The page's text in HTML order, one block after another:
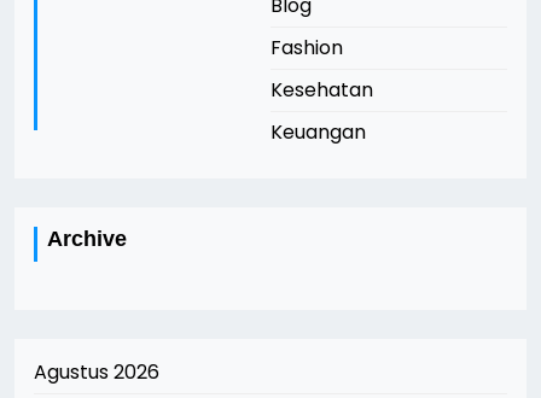
Fashion
Kesehatan
Keuangan
Archive
Agustus 2026